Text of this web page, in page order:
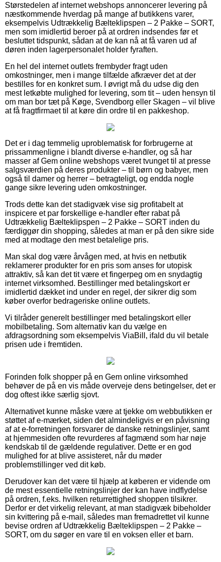
Størstedelen af internet webshops annoncerer levering på
næstkommende hverdag på mange af butikkens varer,
eksempelvis Udtrækkelig Bælteklipspen – 2 Pakke – SORT,
men som imidlertid beroer på at ordren indsendes før et
besluttet tidspunkt, sådan at de kan nå at få varen ud af
døren inden lagerpersonalet holder fyraften.
En hel del internet outlets frembyder fragt uden
omkostninger, men i mange tilfælde afkræver det at der
bestilles for en konkret sum. I øvrigt må du udse dig den
mest letkøbte mulighed for levering, som tit – uden hensyn til
om man bor tæt på Køge, Svendborg eller Skagen – vil blive
at få fragtfirmaet til at køre din ordre til en pakkeshop.
Det er i dag temmelig uproblematisk for forbrugerne at
prissammenligne i blandt diverse e-handler, og så har
masser af Gem online webshops været tvunget til at presse
salgsværdien på deres produkter – til børn og babyer, men
også til damer og herrer – betragteligt, og endda nogle
gange sikre levering uden omkostninger.
Trods dette kan det stadigvæk vise sig profitabelt at
inspicere et par forskellige e-handler efter rabat på
Udtrækkelig Bælteklipspen – 2 Pakke – SORT inden du
færdiggør din shopping, således at man er på den sikre side
med at modtage den mest betalelige pris.
Man skal dog være årvågen med, at hvis en netbutik
reklamerer produkter for en pris som anses for utopisk
attraktiv, så kan det tit være et fingerpeg om en snydagtig
internet virksomhed. Bestillinger med betalingskort er
imidlertid dækket ind under en regel, der sikrer dig som
køber overfor bedrageriske online outlets.
Vi tilråder generelt bestillinger med betalingskort eller
mobilbetaling. Som alternativ kan du vælge en
afdragsordning som eksempelvis ViaBill, ifald du vil betale
prisen ude i fremtiden.
Forinden folk shopper på en Gem online virksomhed
behøver de på en vis måde overveje dens betingelser, det er
dog oftest ikke særlig sjovt.
Alternativet kunne måske være at tjekke om webbutikken er
støttet af e-mærket, siden det almindeligvis er en påvisning
af at e-forretningen forsvarer de danske retningslinjer, samt
at hjemmesiden ofte revurderes af fagmænd som har nøje
kendskab til de gældende regulativer. Dette er en god
mulighed for at blive assisteret, når du møder
problemstillinger ved dit køb.
Derudover kan det være til hjælp at køberen er vidende om
de mest essentielle retningslinjer der kan have indflydelse
på ordren, f.eks. hvilken returrettighed shoppen tilsikrer.
Derfor er det virkelig relevant, at man stadigvæk bibeholder
sin kvittering på e-mail, således man fremadrettet vil kunne
bevise ordren af Udtrækkelig Bælteklipspen – 2 Pakke –
SORT, om du søger en vare til en voksen eller et barn.